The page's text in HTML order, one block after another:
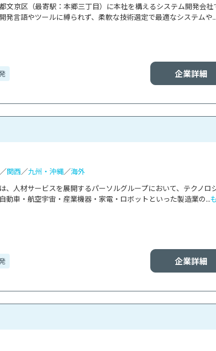
文京区（最寄駅：本郷三丁目）に本社を構えるシステム開発会社
発言語やツールに縛られず、柔軟な技術選定で最適なシステムや...
企業詳細
、人材サービスを展開するパーソルグループにおいて、テクノロ
動車・航空宇宙・産業機器・家電・ロボットといった製造業の...
／関西／九州・沖縄／海外
企業詳細